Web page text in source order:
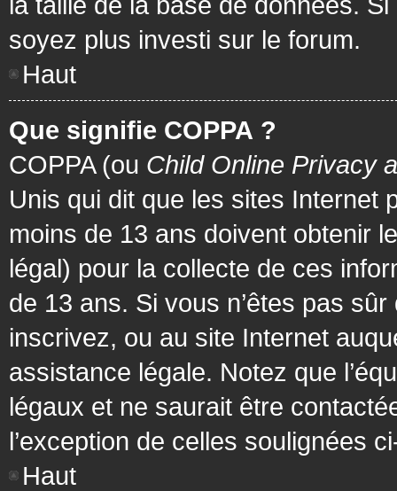
soyez plus investi sur le forum.
Haut
Que signifie COPPA ?
COPPA (ou Child Online Privacy
Unis qui dit que les sites Internet
moins de 13 ans doivent obtenir
légal) pour la collecte de ces
de 13 ans. Si vous n’êtes pas
inscrivez, ou au site Internet
assistance légale. Notez que
légaux et ne saurait être
l’exception de celles soulignées
Haut